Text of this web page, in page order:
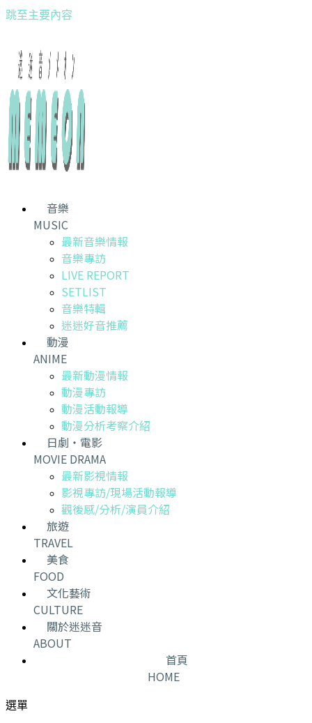
跳至主要內容
音樂
MUSIC
最新音樂情報
音樂專訪
LIVE REPORT
SETLIST
音樂特輯
迷迷好音推薦
動漫
ANIME
最新動漫情報
動漫專訪
動漫活動報導
動漫分析考察介紹
日劇・電影
MOVIE DRAMA
最新影視情報
影視專訪/現場活動報導
觀後感/分析/演員介紹
旅遊
TRAVEL
美食
FOOD
文化藝術
CULTURE
關於迷迷音
ABOUT
首頁
HOME
選單